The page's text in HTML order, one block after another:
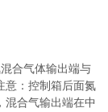
合气体输出端与
意：控制箱后面氮
混合气输出端在中